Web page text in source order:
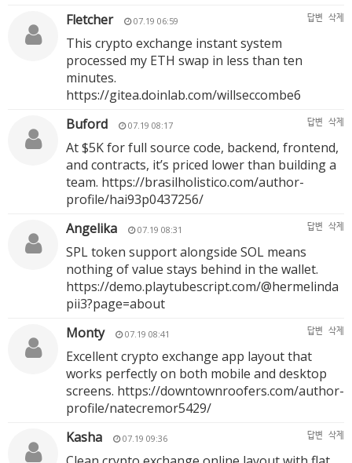
Fletcher
07.19 06:59 답변 삭제
This crypto exchange instant system
processed my ETH swap in less than ten
minutes.
https://gitea.doinlab.com/willseccombe6
Buford
07.19 08:17 답변 삭제
At $5K for full source code, backend, frontend,
and contracts, it’s priced lower than building a
team. https://brasilholistico.com/author-
profile/hai93p0437256/
Angelika
07.19 08:31 답변 삭제
SPL token support alongside SOL means
nothing of value stays behind in the wallet.
https://demo.playtubescript.com/@hermelinda
pii3?page=about
Monty
07.19 08:41 답변 삭제
Excellent crypto exchange app layout that
works perfectly on both mobile and desktop
screens. https://downtownroofers.com/author-
profile/natecremor5429/
Kasha
07.19 09:36 답변 삭제